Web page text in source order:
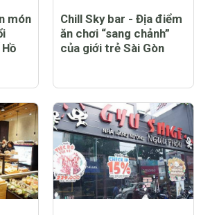
món
Chill Sky bar - Địa điểm
ăn chơi “sang chảnh”
của giới trẻ Sài Gòn